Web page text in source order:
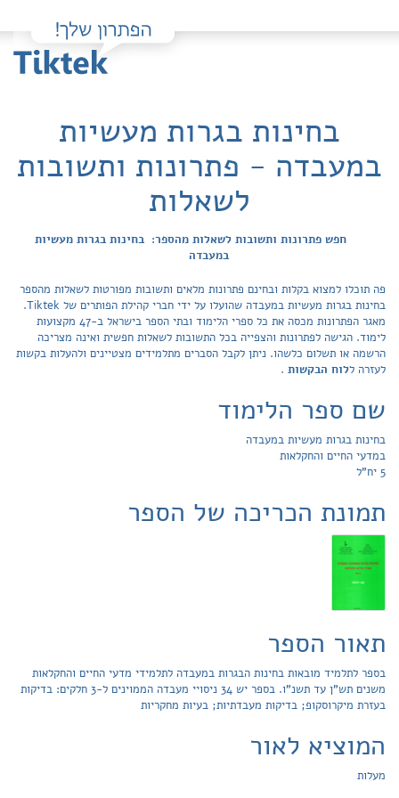
בחינות בגרות מעשיות
במעבדה - פתרונות ותשובות
לשאלות
חפש פתרונות ותשובות לשאלות מהספר: בחינות בגרות מעשיות
במעבדה
פה תוכלו למצוא בקלות ובחינם פתרונות מלאים ותשובות מפורטות לשאלות מהספר
בחינות בגרות מעשיות במעבדה שהועלו על ידי חברי קהילת הפותרים של Tiktek.
מאגר הפתרונות מכסה את כל ספרי הלימוד ובתי הספר בישראל ב-47 מקצועות
לימוד. הגישה לפתרונות והצפייה בכל התשובות לשאלות חפשית ואינה מצריכה
הרשמה או תשלום כלשהו. ניתן לקבל הסברים מתלמידים מצטיינים ולהעלות בקשות
לעזרה ללוח הבקשות .
שם ספר הלימוד
בחינות בגרות מעשיות במעבדה
במדעי החיים והחקלאות
5 יח"ל
תמונת הכריכה של הספר
תאור הספר
בספר לתלמיד מובאות בחינות הבגרות במעבדה לתלמידי מדעי החיים והחקלאות
משנים תש"ן עד תשנ"ו. בספר יש 34 ניסויי מעבדה הממוינים ל-3 חלקים: בדיקות
בעזרת מיקרוסקופ; בדיקות מעבדתיות; בעיות מחקריות
המוציא לאור
מעלות